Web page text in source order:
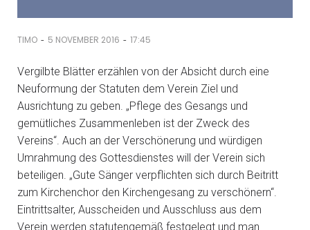
TIMO - 5 NOVEMBER 2016 - 17:45
Vergilbte Blätter erzählen von der Absicht durch eine
Neuformung der Statuten dem Verein Ziel und
Ausrichtung zu geben. „Pflege des Gesangs und
gemütliches Zusammenleben ist der Zweck des
Vereins“. Auch an der Verschönerung und würdigen
Umrahmung des Gottesdienstes will der Verein sich
beteiligen. „Gute Sänger verpflichten sich durch Beitritt
zum Kirchenchor den Kirchengesang zu verschönern“.
Eintrittsalter, Ausscheiden und Ausschluss aus dem
Verein werden statutengemäß festgelegt und man